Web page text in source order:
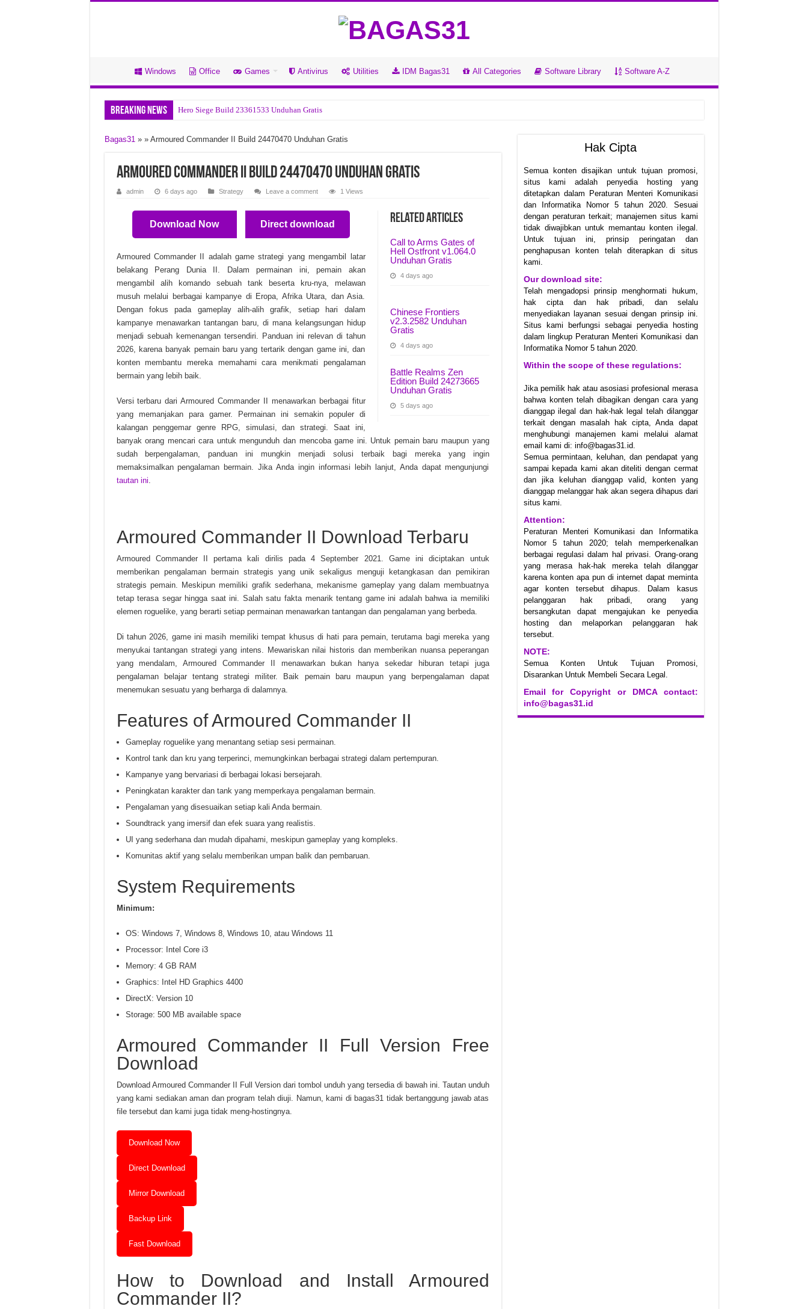
Windows Office Games Antivirus Utilities IDM Bagas31 All Categories Software Library Software A-Z
Breaking News Hero Siege Build 23361533 Unduhan Gratis
Bandizip Professional v7.45 Unduhan Gratis
Office Tool Plus v11.5.7.0 Unduhan Gratis
Blumentals Webuilder v18.8.0.278 Unduhan Gratis
Pompeii The Legacy Build 24291604 Unduhan Gratis
Soda PDF Desktop Pro v15.0.12.24792 Unduhan Gratis
Bagas31» » Armoured Commander II Build 24470470 Unduhan Gratis
Armoured Commander II Build 24470470 Unduhan Gratis
admin 6 days ago Strategy Leave a comment 1 Views
Related Articles
Call to Arms Gates of
Hell Ostfront v1.064.0
Unduhan Gratis
4 days ago
Chinese Frontiers
v2.3.2582 Unduhan
Gratis
4 days ago
Battle Realms Zen
Edition Build 24273665
Unduhan Gratis
5 days ago
Download Now Direct download
Armoured Commander II adalah game strategi yang mengambil latar
belakang Perang Dunia II. Dalam permainan ini, pemain akan
mengambil alih komando sebuah tank beserta kru-nya, melawan
musuh melalui berbagai kampanye di Eropa, Afrika Utara, dan Asia.
Dengan fokus pada gameplay alih-alih grafik, setiap hari dalam
kampanye menawarkan tantangan baru, di mana kelangsungan hidup
menjadi sebuah kemenangan tersendiri. Panduan ini relevan di tahun
2026, karena banyak pemain baru yang tertarik dengan game ini, dan
konten membantu mereka memahami cara menikmati pengalaman
bermain yang lebih baik.
Versi terbaru dari Armoured Commander II menawarkan berbagai fitur
yang memanjakan para gamer. Permainan ini semakin populer di
kalangan penggemar genre RPG, simulasi, dan strategi. Saat ini,
banyak orang mencari cara untuk mengunduh dan mencoba game ini. Untuk pemain baru maupun yang
sudah berpengalaman, panduan ini mungkin menjadi solusi terbaik bagi mereka yang ingin
memaksimalkan pengalaman bermain. Jika Anda ingin informasi lebih lanjut, Anda dapat mengunjungi
tautan ini.
Armoured Commander II Download Terbaru
Armoured Commander II pertama kali dirilis pada 4 September 2021. Game ini diciptakan untuk
memberikan pengalaman bermain strategis yang unik sekaligus menguji ketangkasan dan pemikiran
strategis pemain. Meskipun memiliki grafik sederhana, mekanisme gameplay yang dalam membuatnya
tetap terasa segar hingga saat ini. Salah satu fakta menarik tentang game ini adalah bahwa ia memiliki
elemen roguelike, yang berarti setiap permainan menawarkan tantangan dan pengalaman yang berbeda.
Di tahun 2026, game ini masih memiliki tempat khusus di hati para pemain, terutama bagi mereka yang
menyukai tantangan strategi yang intens. Mewariskan nilai historis dan memberikan nuansa peperangan
yang mendalam, Armoured Commander II menawarkan bukan hanya sekedar hiburan tetapi juga
pengalaman belajar tentang strategi militer. Baik pemain baru maupun yang berpengalaman dapat
menemukan sesuatu yang berharga di dalamnya.
Features of Armoured Commander II
Gameplay roguelike yang menantang setiap sesi permainan.
Kontrol tank dan kru yang terperinci, memungkinkan berbagai strategi dalam pertempuran.
Kampanye yang bervariasi di berbagai lokasi bersejarah.
Peningkatan karakter dan tank yang memperkaya pengalaman bermain.
Pengalaman yang disesuaikan setiap kali Anda bermain.
Soundtrack yang imersif dan efek suara yang realistis.
UI yang sederhana dan mudah dipahami, meskipun gameplay yang kompleks.
Komunitas aktif yang selalu memberikan umpan balik dan pembaruan.
System Requirements
Minimum:
OS: Windows 7, Windows 8, Windows 10, atau Windows 11
Processor: Intel Core i3
Memory: 4 GB RAM
Graphics: Intel HD Graphics 4400
DirectX: Version 10
Storage: 500 MB available space
Armoured Commander II Full Version Free
Download
Download Armoured Commander II Full Version dari tombol unduh yang tersedia di bawah ini. Tautan unduh
yang kami sediakan aman dan program telah diuji. Namun, kami di bagas31 tidak bertanggung jawab atas
file tersebut dan kami juga tidak meng-hostingnya.
Download Now
Direct Download
Mirror Download
Backup Link
Fast Download
How to Download and Install Armoured
Commander II?
Hak Cipta
Semua konten disajikan untuk tujuan promosi,
situs kami adalah penyedia hosting yang
ditetapkan dalam Peraturan Menteri Komunikasi
dan Informatika Nomor 5 tahun 2020. Sesuai
dengan peraturan terkait; manajemen situs kami
tidak diwajibkan untuk memantau konten ilegal.
Untuk tujuan ini, prinsip peringatan dan
penghapusan konten telah diterapkan di situs
kami.
Our download site:
Telah mengadopsi prinsip menghormati hukum,
hak cipta dan hak pribadi, dan selalu
menyediakan layanan sesuai dengan prinsip ini.
Situs kami berfungsi sebagai penyedia hosting
dalam lingkup Peraturan Menteri Komunikasi dan
Informatika Nomor 5 tahun 2020.
Within the scope of these regulations:
Jika pemilik hak atau asosiasi profesional merasa
bahwa konten telah dibagikan dengan cara yang
dianggap ilegal dan hak-hak legal telah dilanggar
terkait dengan masalah hak cipta, Anda dapat
menghubungi manajemen kami melalui alamat
email kami di: info@bagas31.id.
Semua permintaan, keluhan, dan pendapat yang
sampai kepada kami akan diteliti dengan cermat
dan jika keluhan dianggap valid, konten yang
dianggap melanggar hak akan segera dihapus dari
situs kami.
Attention:
Peraturan Menteri Komunikasi dan Informatika
Nomor 5 tahun 2020; telah memperkenalkan
berbagai regulasi dalam hal privasi. Orang-orang
yang merasa hak-hak mereka telah dilanggar
karena konten apa pun di internet dapat meminta
agar konten tersebut dihapus. Dalam kasus
pelanggaran hak pribadi, orang yang
bersangkutan dapat mengajukan ke penyedia
hosting dan melaporkan pelanggaran hak
tersebut.
NOTE:
Semua Konten Untuk Tujuan Promosi,
Disarankan Untuk Membeli Secara Legal.
Email for Copyright or DMCA contact:
info@bagas31.id